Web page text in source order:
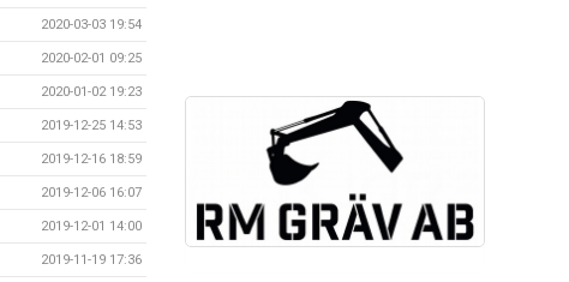
2020-03-03 19:54
2020-02-01 09:25
2020-01-02 19:23
2019-12-25 14:53
2019-12-16 18:59
2019-12-06 16:07
2019-12-01 14:00
2019-11-19 17:36